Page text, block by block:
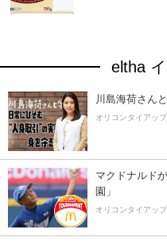
eltha
川島海荷さん
オリコンタイアッ
マクドナルド
園」
オリコンタイアッ